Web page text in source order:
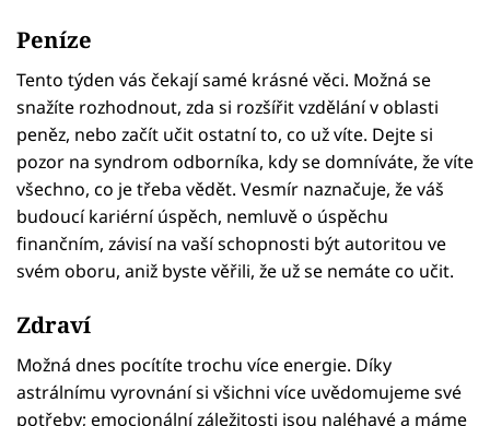
Peníze
Tento týden vás čekají samé krásné věci. Možná se
snažíte rozhodnout, zda si rozšířit vzdělání v oblasti
peněz, nebo začít učit ostatní to, co už víte. Dejte si
pozor na syndrom odborníka, kdy se domníváte, že víte
všechno, co je třeba vědět. Vesmír naznačuje, že váš
budoucí kariérní úspěch, nemluvě o úspěchu
finančním, závisí na vaší schopnosti být autoritou ve
svém oboru, aniž byste věřili, že už se nemáte co učit.
Zdraví
Možná dnes pocítíte trochu více energie. Díky
astrálnímu vyrovnání si všichni více uvědomujeme své
potřeby; emocionální záležitosti jsou naléhavé a máme